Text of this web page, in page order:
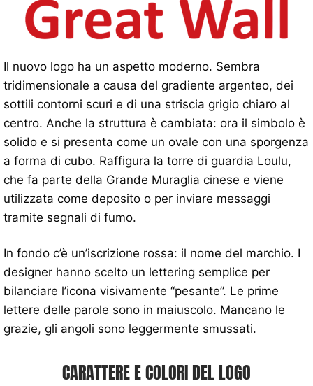
Il nuovo logo ha un aspetto moderno. Sembra
tridimensionale a causa del gradiente argenteo, dei
sottili contorni scuri e di una striscia grigio chiaro al
centro. Anche la struttura è cambiata: ora il simbolo è
solido e si presenta come un ovale con una sporgenza
a forma di cubo. Raffigura la torre di guardia Loulu,
che fa parte della Grande Muraglia cinese e viene
utilizzata come deposito o per inviare messaggi
tramite segnali di fumo.
In fondo c’è un’iscrizione rossa: il nome del marchio. I
designer hanno scelto un lettering semplice per
bilanciare l’icona visivamente “pesante”. Le prime
lettere delle parole sono in maiuscolo. Mancano le
grazie, gli angoli sono leggermente smussati.
CARATTERE E COLORI DEL LOGO